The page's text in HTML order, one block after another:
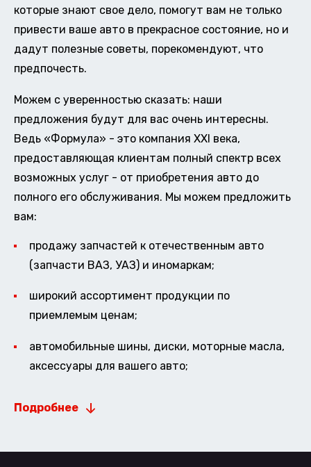
которые знают свое дело, помогут вам не только
привести ваше авто в прекрасное состояние, но и
дадут полезные советы, порекомендуют, что
предпочесть.
Можем с уверенностью сказать: наши
предложения будут для вас очень интересны.
Ведь «Формула» - это компания XXI века,
предоставляющая клиентам полный спектр всех
возможных услуг - от приобретения авто до
полного его обслуживания. Мы можем предложить
вам:
продажу запчастей к отечественным авто
(запчасти ВАЗ, УАЗ) и иномаркам;
широкий ассортимент продукции по
приемлемым ценам;
автомобильные шины, диски, моторные масла,
аксессуары для вашего авто;
Подробнее